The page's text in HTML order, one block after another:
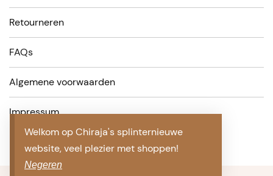
Welkom op Chiraja's splinternieuwe
website, veel plezier met shoppen!
Negeren
Retourneren
FAQs
Algemene voorwaarden
Impressum